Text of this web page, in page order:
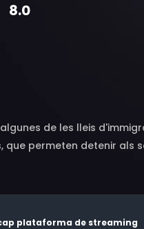
8.0
de les lleis
permeten detenir als
plataforma de streaming